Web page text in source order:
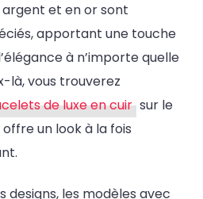
argent et en or sont
apportant une touche
à n’importe quelle
là, vous trouverez
de luxe en cuir sur le
un look à la fois
designs, les modèles avec